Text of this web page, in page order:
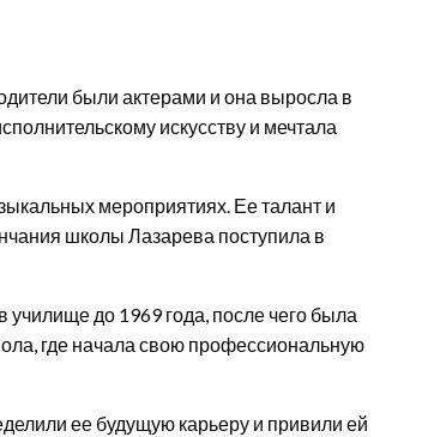
были актерами и она выросла в
искусству и мечтала
мероприятиях. Ее талант и
школы Лазарева поступила в
до 1969 года, после чего была
где начала свою профессиональную
ее будущую карьеру и привили ей